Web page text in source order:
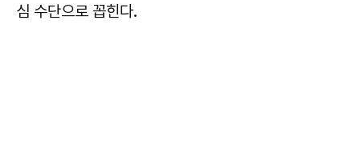
심 수단으로 꼽힌다.